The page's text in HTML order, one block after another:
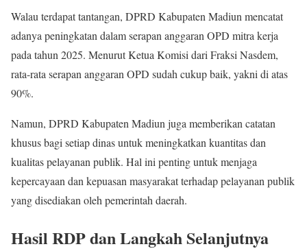
Walau terdapat tantangan, DPRD Kabupaten Madiun mencatat
adanya peningkatan dalam serapan anggaran OPD mitra kerja
pada tahun 2025. Menurut Ketua Komisi dari Fraksi Nasdem,
rata-rata serapan anggaran OPD sudah cukup baik, yakni di atas
90%.
Namun, DPRD Kabupaten Madiun juga memberikan catatan
khusus bagi setiap dinas untuk meningkatkan kuantitas dan
kualitas pelayanan publik. Hal ini penting untuk menjaga
kepercayaan dan kepuasan masyarakat terhadap pelayanan publik
yang disediakan oleh pemerintah daerah.
Hasil RDP dan Langkah Selanjutnya